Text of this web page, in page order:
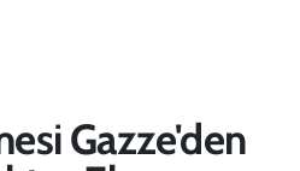
Gazze'den